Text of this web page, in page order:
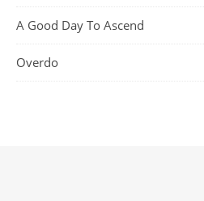
A Good Day To Ascend
Overdo